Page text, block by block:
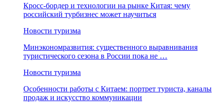
Кросс-бордер и технологии на рынке Китая: чему
российский турбизнес может научиться
Новости туризма
Минэкономразвития: существенного выравнивания
туристического сезона в России пока не …
Новости туризма
Особенности работы с Китаем: портрет туриста, каналы
продаж и искусство коммуникации